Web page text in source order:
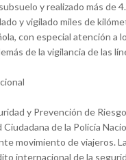
y realizado más de
y vigilado miles de
con especial atención
de la vigilancia de las
y Prevención de
de la Policía
movimiento de viajeros.
internacional de la